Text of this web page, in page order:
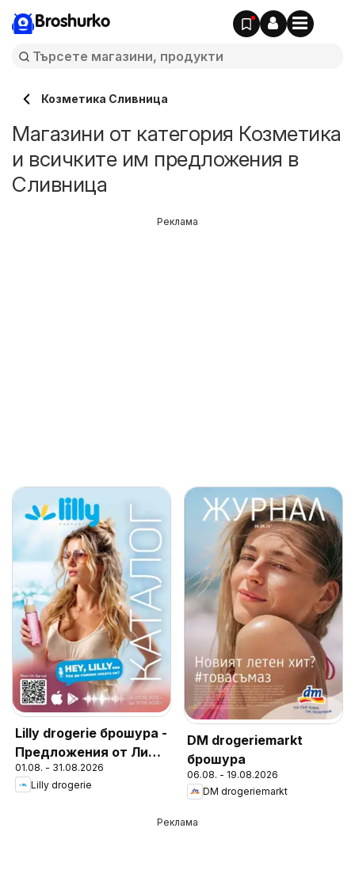
Broshurko
Козметика Сливница
Магазини от категория Козметика
и всичките им предложения в
Сливница
Lilly drogerie брошура -
Предложения от Лили
Дрогерие
01.08. - 31.08.2026
Lilly drogerie
DM drogeriemarkt
брошура
06.08. - 19.08.2026
DM drogeriemarkt
Реклама
Реклама